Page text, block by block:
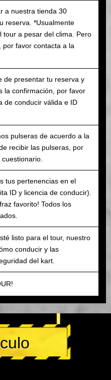
a nuestra tienda 30
reserva. *Usualmente
tour a pesar del clima. Pero
por favor contacta a la
de presentar tu reserva y
la confirmación, por favor
de conducir válida e ID
pulseras de acuerdo a la
recibir las pulseras, por
tus pertenencias en el
ID y licencia de conducir).
favorito! Todos los
listo para el tour, nuestro
conducir y las
del kart.